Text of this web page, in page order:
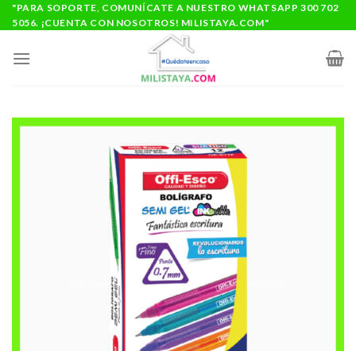
Saltar
al
"PARA SOPORTE, COMUNÍCATE A NUESTRO WHATSAPP 300 702
5056. ¡CUENTA CON NOSOTROS! MILISTAYA.COM"